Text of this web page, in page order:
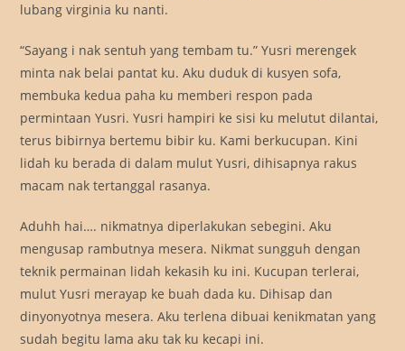
lubang virginia ku nanti.
“Sayang i nak sentuh yang tembam tu.” Yusri merengek
minta nak belai pantat ku. Aku duduk di kusyen sofa,
membuka kedua paha ku memberi respon pada
permintaan Yusri. Yusri hampiri ke sisi ku melutut dilantai,
terus bibirnya bertemu bibir ku. Kami berkucupan. Kini
lidah ku berada di dalam mulut Yusri, dihisapnya rakus
macam nak tertanggal rasanya.
Aduhh hai…. nikmatnya diperlakukan sebegini. Aku
mengusap rambutnya mesera. Nikmat sungguh dengan
teknik permainan lidah kekasih ku ini. Kucupan terlerai,
mulut Yusri merayap ke buah dada ku. Dihisap dan
dinyonyotnya mesera. Aku terlena dibuai kenikmatan yang
sudah begitu lama aku tak ku kecapi ini.